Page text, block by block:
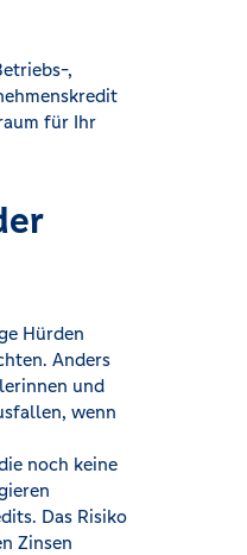
,
für Ihr
Hürden
Anders
und
wenn
noch keine
Das Risiko
Zinsen